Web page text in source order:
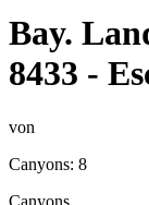
Bay.
8433 -
von
Canyons: 8
Canyons